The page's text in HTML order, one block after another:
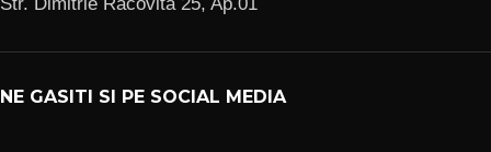
NE GASITI SI PE SOCIAL MEDIA